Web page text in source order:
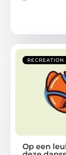
Op een